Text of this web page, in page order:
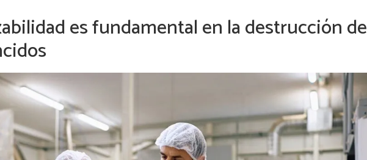
es fundamental en la destrucción de